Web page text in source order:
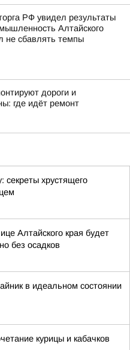
РФ увидел результаты
Алтайского
не сбавлять темпы
дороги и
где идёт ремонт
секреты хрустящего
Алтайского края будет
без осадков
в идеальном состоянии
курицы и кабачков